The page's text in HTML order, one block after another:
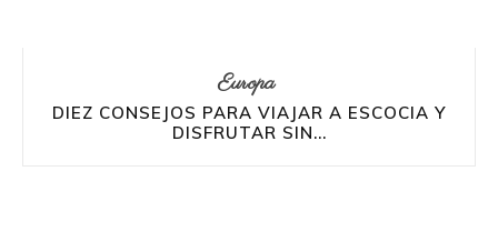
Europa
DIEZ CONSEJOS PARA VIAJAR A ESCOCIA Y
DISFRUTAR SIN...